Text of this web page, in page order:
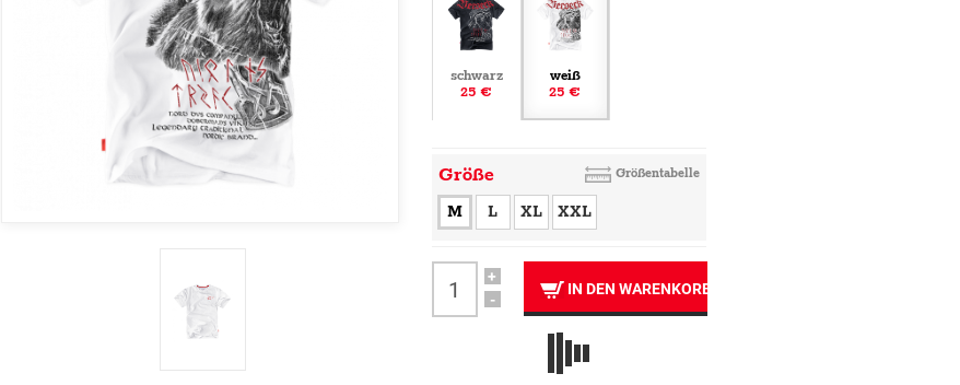
schwarz
25 €
weiß
25 €
Größe Größentabelle
M L XL XXL
+
-
IN DEN WARENKORB